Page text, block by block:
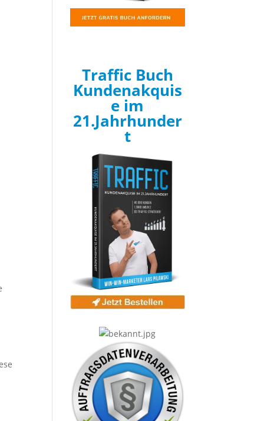
Traffic Buch
Kundenakquis
e im
21.Jahrhunder
t